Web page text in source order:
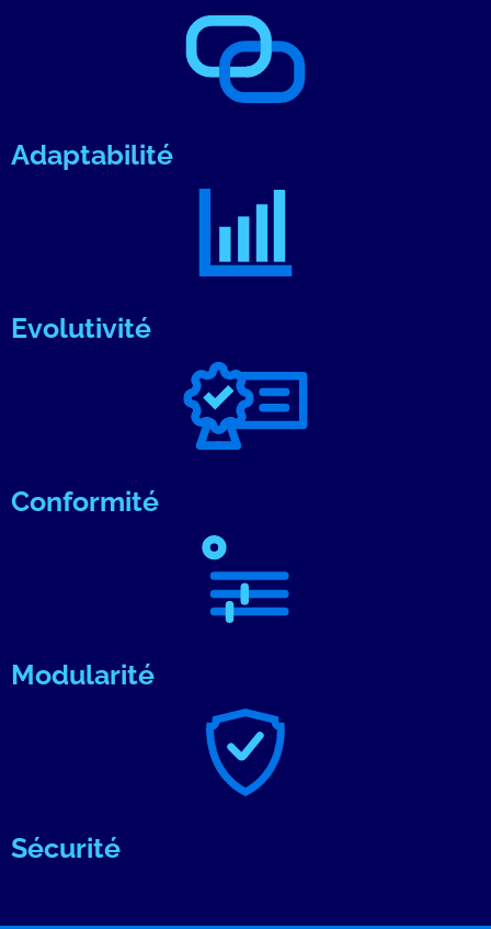
Adaptabilité
Evolutivité
Conformité
Modularité
Sécurité